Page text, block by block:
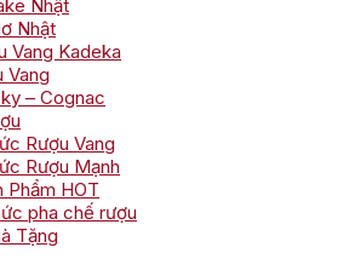
Nhật
Nhật
Vang Kadeka
Vang
– Cognac
Rượu Vang
Rượu Mạnh
Phẩm HOT
pha chế rượu
Tặng